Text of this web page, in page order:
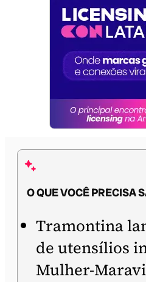
O QUE VOCÊ PRECISA
Tramontina
de utensílios
Mulher-